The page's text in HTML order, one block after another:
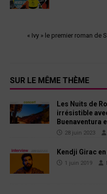
« Ivy » le premier roman de
SUR LE MÊME THÈME
Les Nuits de
irrésistible
Buenaventura
28 juin 2023
Kendji Girac
1 juin 2019